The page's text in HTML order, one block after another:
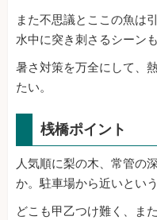
また不思議とここの魚は
水中に突き刺さるシーン
暑さ対策を万全にして、
たい。
桟橋ポイント
人気順に梨の木、常管の
か。駐車場から近いとい
どこも甲乙つけ難く、ま